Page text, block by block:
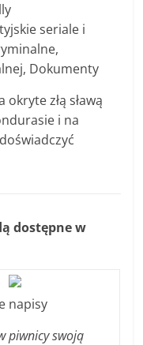
seriale i
Dokumenty
złą sławą
i na
dostępne w
napisy
piwnicy swoją